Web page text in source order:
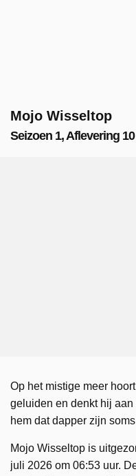
Mojo Wisseltop
Seizoen 1, Aflevering
Op het mistige meer
geluiden en denkt hij
hem dat dapper zijn
Mojo Wisseltop is
juli 2026 om 06:53 uur.